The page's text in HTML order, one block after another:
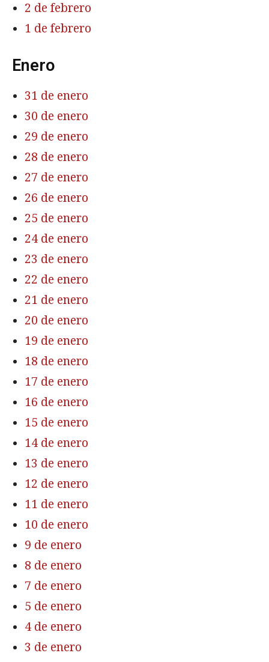
2 de febrero
1 de febrero
Enero
31 de enero
30 de enero
29 de enero
28 de enero
27 de enero
26 de enero
25 de enero
24 de enero
23 de enero
22 de enero
21 de enero
20 de enero
19 de enero
18 de enero
17 de enero
16 de enero
15 de enero
14 de enero
13 de enero
12 de enero
11 de enero
10 de enero
9 de enero
8 de enero
7 de enero
5 de enero
4 de enero
3 de enero